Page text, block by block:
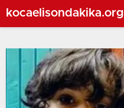
kocaelisondakika.org